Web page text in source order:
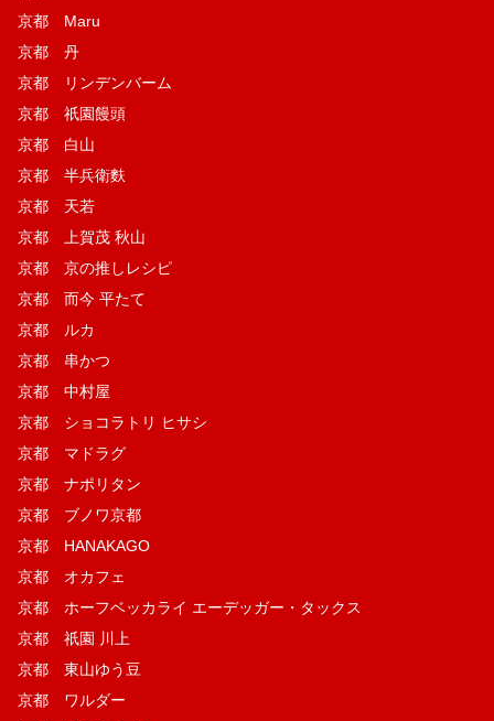
京都 Maru
京都 丹
京都 リンデンバーム
京都 祇園饅頭
京都 白山
京都 半兵衛麩
京都 天若
京都 上賀茂 秋山
京都 京の推しレシピ
京都 而今 平たて
京都 ルカ
京都 串かつ
京都 中村屋
京都 ショコラトリ ヒサシ
京都 マドラグ
京都 ナポリタン
京都 ブノワ京都
京都 HANAKAGO
京都 オカフェ
京都 ホーフベッカライ エーデッガー・タックス
京都 祇園 川上
京都 東山ゆう豆
京都 ワルダー